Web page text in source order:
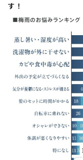
す！